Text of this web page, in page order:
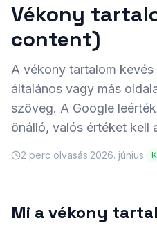
Vékony
content)
A vékony tartalom
általános vagy más
szöveg. A Google
önálló, valós értéket kell
2 perc olvasás·2026. június·
Mi a vékony